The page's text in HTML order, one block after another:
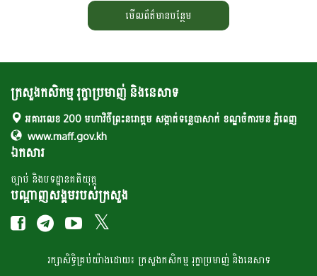
មើលព័ត៌មានបន្ថែម
ក្រសួងកសិកម្ម រុក្ខាប្រមាញ់ និងនេសាទ
អគារលេខ 200 មហាវិថីព្រះនរោត្តម សង្កាត់ទន្លេបាសាក់ ខណ្ឌចំការមន ភ្នំពេញ
www.maff.gov.kh
ឯកសារ
ច្បាប់ និងបទដ្ឋានគតិយុត្ត
បណ្តាញសង្គមរបស់ក្រសួង
រក្សា​​សិទ្ធិគ្រប់​​​យ៉ាង​ដោយ៖ ក្រសួង​កសិកម្ម​ រុក្ខា​ប្រមាញ់​ និង​​នេសាទ